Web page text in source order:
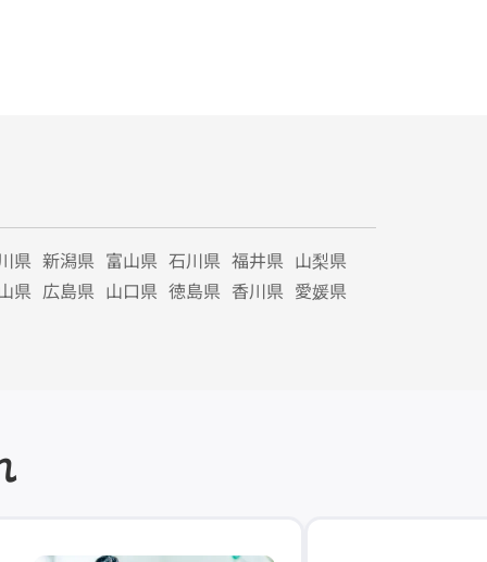
県 新潟県 富山県 石川県 福井県 山梨県
県 広島県 山口県 徳島県 香川県 愛媛県